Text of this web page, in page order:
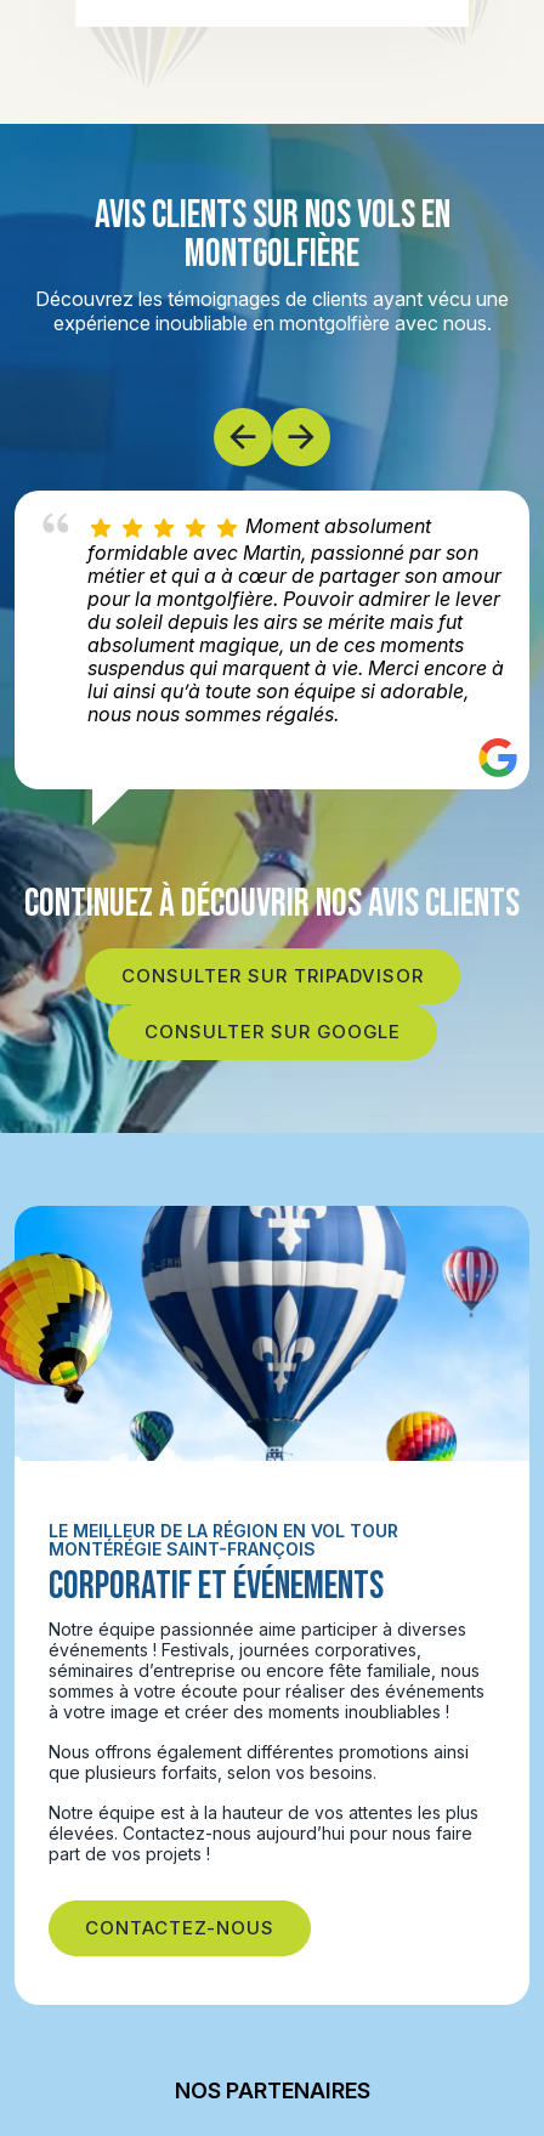
AVIS CLIENTS SUR NOS VOLS EN
MONTGOLFIÈRE
Découvrez les témoignages de clients ayant vécu une
expérience inoubliable en montgolfière avec nous.
Moment absolument
formidable avec Martin, passionné par son
métier et qui a à cœur de partager son amour
pour la montgolfière. Pouvoir admirer le lever
du soleil depuis les airs se mérite mais fut
absolument magique, un de ces moments
suspendus qui marquent à vie. Merci encore à
lui ainsi qu’à toute son équipe si adorable,
nous nous sommes régalés.
CONTINUEZ À DÉCOUVRIR NOS AVIS CLIENTS
CONSULTER SUR TRIPADVISOR
CONSULTER SUR GOOGLE
LE MEILLEUR DE LA RÉGION EN VOL TOUR
MONTÉRÉGIE SAINT-FRANÇOIS
CORPORATIF ET ÉVÉNEMENTS
Notre équipe passionnée aime participer à diverses
événements ! Festivals, journées corporatives,
séminaires d’entreprise ou encore fête familiale, nous
sommes à votre écoute pour réaliser des événements
à votre image et créer des moments inoubliables !
Nous offrons également différentes promotions ainsi
que plusieurs forfaits, selon vos besoins.
Notre équipe est à la hauteur de vos attentes les plus
élevées. Contactez-nous aujourd’hui pour nous faire
part de vos projets !
CONTACTEZ-NOUS
NOS PARTENAIRES